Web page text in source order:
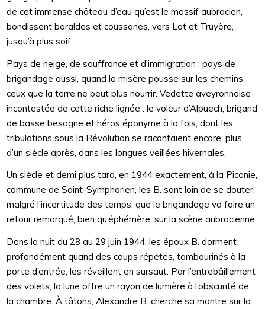
de cet immense château d’eau qu’est le massif aubracien,
bondissent boraldes et coussanes, vers Lot et Truyère,
jusqu’à plus soif.
Pays de neige, de souffrance et d’immigration ; pays de
brigandage aussi, quand la misère pousse sur les chemins
ceux que la terre ne peut plus nourrir. Vedette aveyronnaise
incontestée de cette riche lignée : le voleur d’Alpuech, brigand
de basse besogne et héros éponyme à la fois, dont les
tribulations sous la Révolution se racontaient encore, plus
d’un siècle après, dans les longues veillées hivernales.
Un siècle et demi plus tard, en 1944 exactement, à la Piconie,
commune de Saint-Symphorien, les B. sont loin de se douter,
malgré l’incertitude des temps, que le brigandage va faire un
retour remarqué, bien qu’éphémère, sur la scène aubracienne.
Dans la nuit du 28 au 29 juin 1944, les époux B. dorment
profondément quand des coups répétés, tambourinés à la
porte d’entrée, les réveillent en sursaut. Par l’entrebâillement
des volets, la lune offre un rayon de lumière à l’obscurité de
la chambre. À tâtons, Alexandre B. cherche sa montre sur la